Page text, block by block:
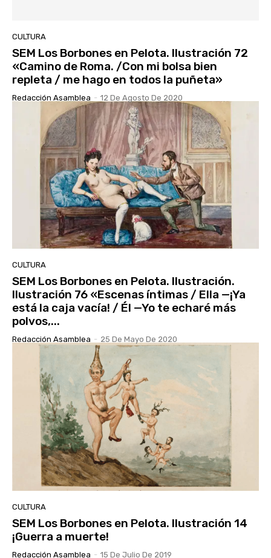
CULTURA
SEM Los Borbones en Pelota. Ilustración 72
«Camino de Roma. /Con mi bolsa bien
repleta / me hago en todos la puñeta»
Redacción Asamblea - 12 De Agosto De 2020
CULTURA
SEM Los Borbones en Pelota. Ilustración.
Ilustración 76 «Escenas íntimas / Ella —¡Ya
está la caja vacía! / Él —Yo te echaré más
polvos,...
Redacción Asamblea - 25 De Mayo De 2020
CULTURA
SEM Los Borbones en Pelota. Ilustración 14
¡Guerra a muerte!
Redacción Asamblea - 15 De Julio De 2019